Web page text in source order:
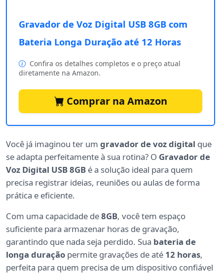
Gravador de Voz Digital USB 8GB com
Bateria Longa Duração até 12 Horas
Confira os detalhes completos e o preço atual
diretamente na Amazon.
Comprar na Amazon
Você já imaginou ter um gravador de voz digital que
se adapta perfeitamente à sua rotina? O Gravador de
Voz Digital USB 8GB é a solução ideal para quem
precisa registrar ideias, reuniões ou aulas de forma
prática e eficiente.
Com uma capacidade de8GB, você tem espaço
suficiente para armazenar horas de gravação,
garantindo que nada seja perdido. Sua bateria de
longa duração permite gravações de até 12 horas,
perfeita para quem precisa de um dispositivo confiável